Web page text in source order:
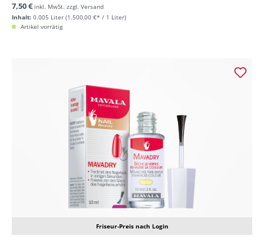
Inhalt: 0.005 Liter (1.500,00 €* / 1 Liter)
7,50 € inkl. MwSt. zzgl. Versand
Artikel vorrätig
Friseur-Preis nach Login